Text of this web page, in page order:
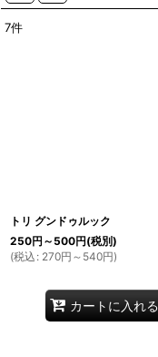
7件
トリ グンドゥルック
250円 ～500円(税別)
(税込 : 270円 ～540円)
カートに入れる